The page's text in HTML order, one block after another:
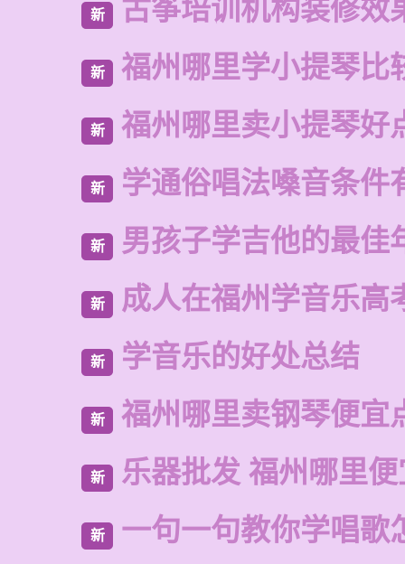
新 古筝培训机构装修效
新 福州哪里学小提琴比
新 福州哪里卖小提琴好
新 学通俗唱法嗓音条件
新 男孩子学吉他的最佳
新 成人在福州学音乐高
新 学音乐的好处总结
新 福州哪里卖钢琴便宜
新 乐器批发 福州哪里
新 一句一句教你学唱歌